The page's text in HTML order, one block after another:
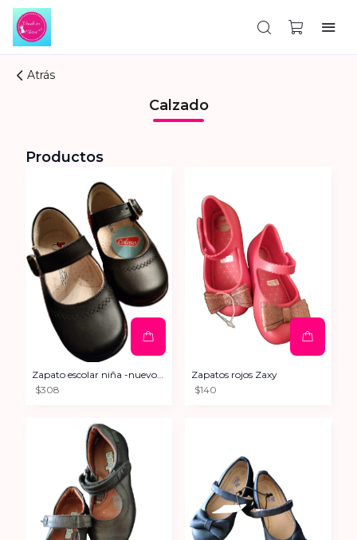
Atrás
Calzado
Productos
Zapato escolar niña -nuevo- Coloso
$308
Zapatos rojos Zaxy
$140